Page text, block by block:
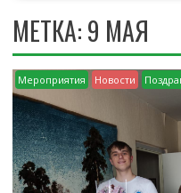
МЕТКА: 9 МАЯ
Мероприятия Новости